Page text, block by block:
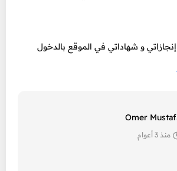
و شهاداتي في الموقع بالدخول
Omer
منذ 3 أعوام